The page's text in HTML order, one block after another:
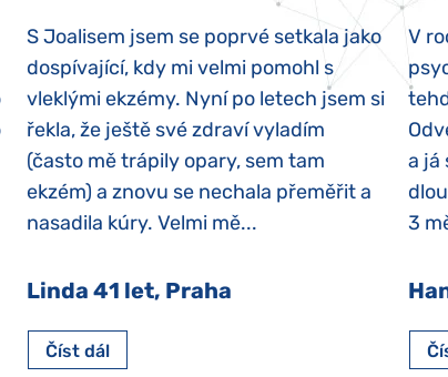
S Joalisem jsem se poprvé setkala jako
dospívající, kdy mi velmi pomohl s
vleklými ekzémy. Nyní po letech jsem si
řekla, že ještě své zdraví vyladím
(často mě trápily opary, sem tam
ekzém) a znovu se nechala přeměřit a
nasadila kúry. Velmi mě...
Linda 41 let, Praha
Číst dál
V
a já
3